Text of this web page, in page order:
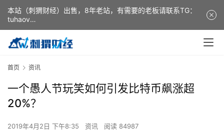
首页 资讯
一个愚人节玩笑如何引发比特币飙涨超
20%？
2019年4月2日 下午8:35 资讯 阅读 84987
本站（刺猬财经）出售，8年老站，有需要的老板请联系TG：
tuhaov
This website (ciweicaijing) is for sale. It is a 8-year-old
website. If you need it, please contact TG: tuhaov